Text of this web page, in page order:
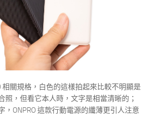
相關規格，白色的這樣拍起來比較不明顯是
照，但看它本人時，文字是相當清晰的；
，ONPRO 這款行動電源的纖薄更引人注意